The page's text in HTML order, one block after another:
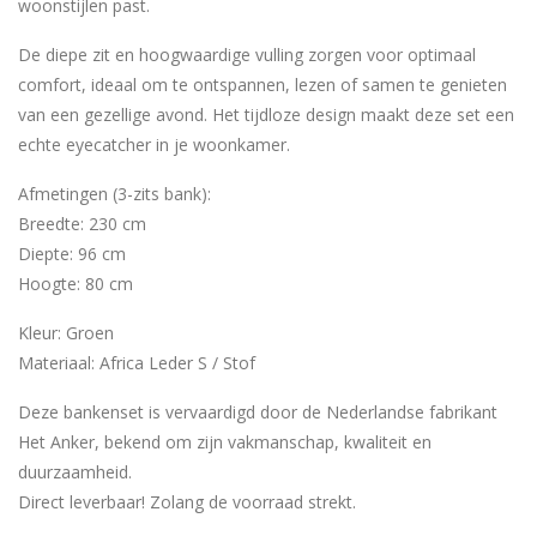
woonstijlen past.
De diepe zit en hoogwaardige vulling zorgen voor optimaal
comfort, ideaal om te ontspannen, lezen of samen te genieten
van een gezellige avond. Het tijdloze design maakt deze set een
echte eyecatcher in je woonkamer.
Afmetingen (3-zits bank):
Breedte: 230 cm
Diepte: 96 cm
Hoogte: 80 cm
Kleur: Groen
Materiaal: Africa Leder S / Stof
Deze bankenset is vervaardigd door de Nederlandse fabrikant
Het Anker, bekend om zijn vakmanschap, kwaliteit en
duurzaamheid.
Direct leverbaar! Zolang de voorraad strekt.